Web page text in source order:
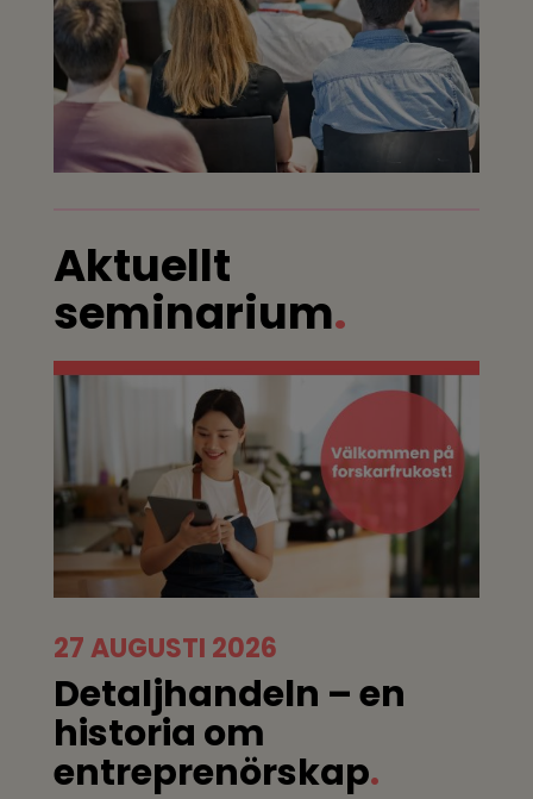
Aktuellt
seminarium.
27 AUGUSTI 2026
Detaljhandeln – en
historia om
entreprenörskap.